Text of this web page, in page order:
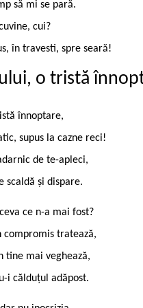
să mi se pară.
cui?
în travesti, spre seară!
o tristă
înnoptare,
supus la cazne reci!
de te-apleci,
scaldă și dispare.
ce n-a mai fost?
compromis tratează,
tine mai veghează,
i călduțul adăpost.